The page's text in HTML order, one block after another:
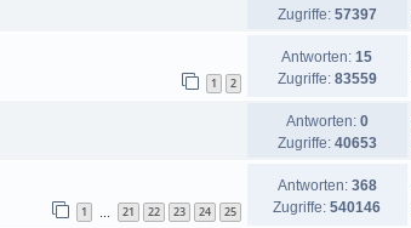
Zugriffe: 57397
1 2
Antworten: 15
Zugriffe: 83559
Antworten: 0
Zugriffe: 40653
1 21 22 23 24 25
Antworten: 368
Zugriffe: 540146